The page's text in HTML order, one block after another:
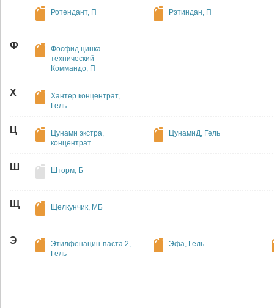
Ротендант, П Рэтиндан, П
Ф
Фосфид цинка
технический -
Коммандо, П
Х
Хантер концентрат,
Гель
Ц
Цунами экстра,
концентрат
ЦунамиД, Гель
Ш Шторм, Б
Щ Щелкунчик, МБ
Э
Этилфенацин-паста 2,
Гель
Эфа, Гель